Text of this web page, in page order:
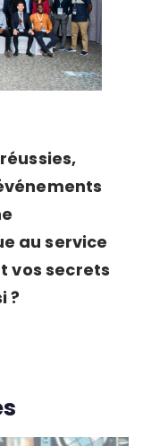
au service
vos secrets
?